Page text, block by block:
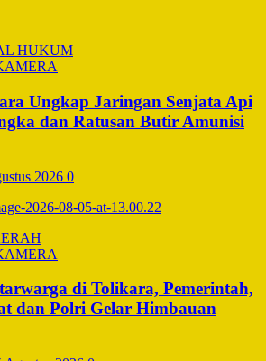
HUKUM
Ungkap Jaringan Senjata Api
dan Ratusan Butir Amunisi
2026 0
di Tolikara, Pemerintah,
dan Polri Gelar Himbauan